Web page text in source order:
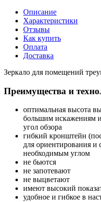
Описание
Характеристики
Отзывы
Как купить
Оплата
Доставка
Зеркало для помещений
Преимущества и
оптимальная высота
большим искажениям
угол обзора
гибкий кронштейн
для ориентирования и
необходимым углом
не бьются
не запотевают
не выцветают
имеют высокий
удобное и гибкое в